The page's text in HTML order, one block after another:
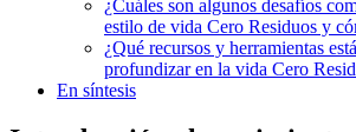
¿Cuáles son algunos desafíos
estilo de vida Cero Residuos y
¿Qué recursos y herramientas
profundizar en la vida Cero
En síntesis